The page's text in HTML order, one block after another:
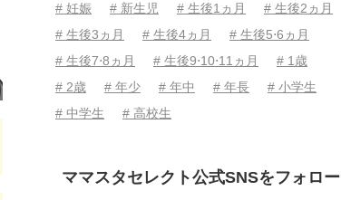
# 妊娠 # 新生児 # 生後1ヵ月
# 生後2ヵ月
# 生後3ヵ月
# 生後4ヵ月
# 生後5⋅6ヵ月
# 生後7⋅8ヵ月
# 生後9⋅10⋅11ヵ月
# 1歳
# 2歳
# 年少 # 年中 # 年長
# 小学生
# 中学生
# 高校生
ママスタセレクト公式SNSをフォロー